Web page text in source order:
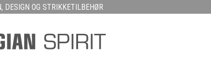
DESIGN OG STRIKKETILBEHØR